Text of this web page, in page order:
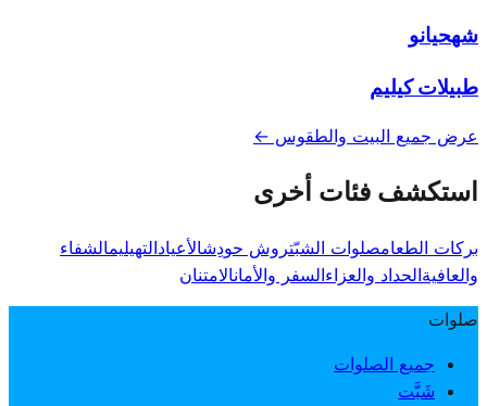
شهحيانو
طبيلات كيليم
عرض جميع البيت والطقوس ←
استكشف فئات أخرى
بركات الطعامصلوات الشبّتروش حودِشالأعيادالتهيليمالشفاء
والعافيةالحداد والعزاءالسفر والأمانالامتنان
صلوات
جميع الصلوات
شَبَّت